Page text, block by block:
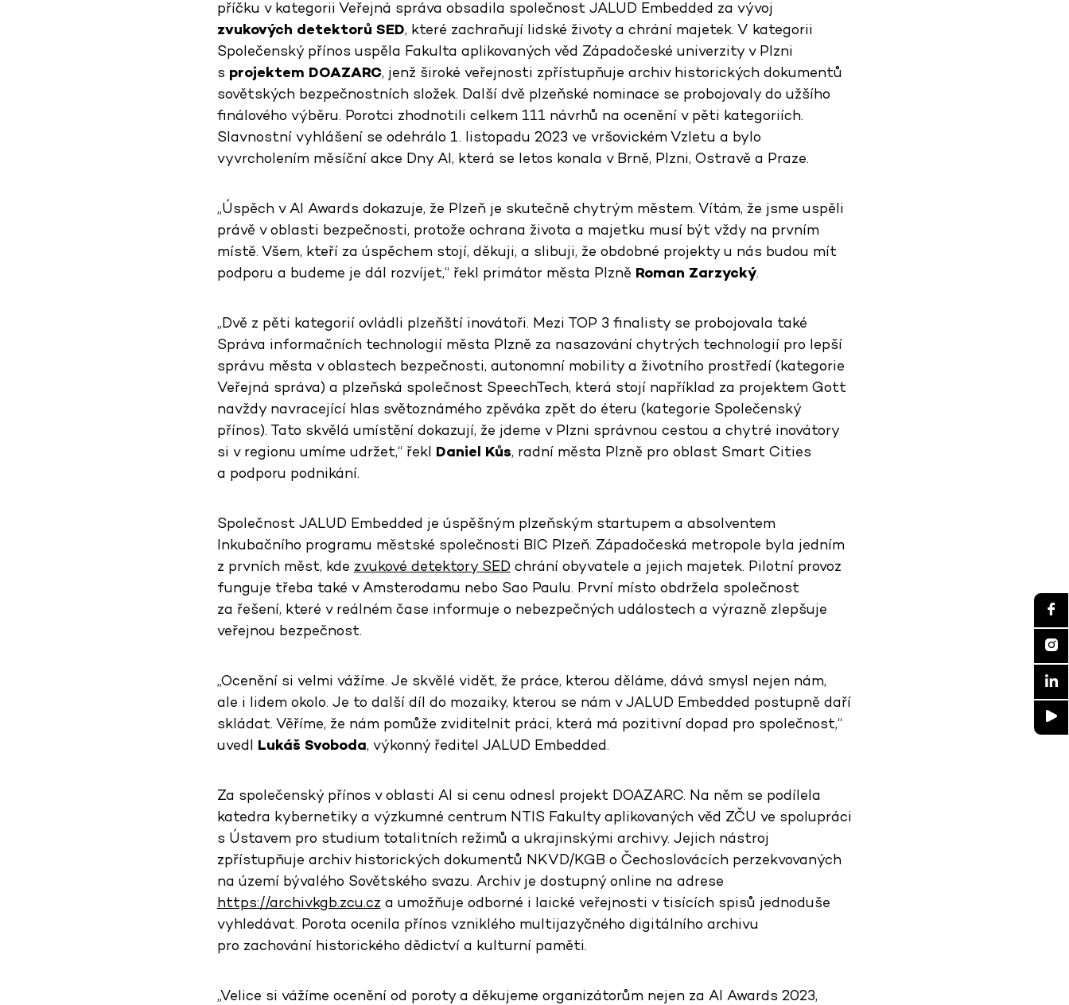
příčku v kategorii Veřejná správa obsadila společnost JALUD Embedded za vývoj
zvukových detektorů SED, které zachraňují lidské životy a chrání majetek. V kategorii
Společenský přínos uspěla Fakulta aplikovaných věd Západočeské univerzity v Plzni
s projektem DOAZARC, jenž široké veřejnosti zpřístupňuje archiv historických dokumentů
sovětských bezpečnostních složek. Další dvě plzeňské nominace se probojovaly do užšího
finálového výběru. Porotci zhodnotili celkem 111 návrhů na ocenění v pěti kategoriích.
Slavnostní vyhlášení se odehrálo 1. listopadu 2023 ve vršovickém Vzletu a bylo
vyvrcholením měsíční akce Dny AI, která se letos konala v Brně, Plzni, Ostravě a Praze.
„Úspěch v AI Awards dokazuje, že Plzeň je skutečně chytrým městem. Vítám, že jsme uspěli
právě v oblasti bezpečnosti, protože ochrana života a majetku musí být vždy na prvním
místě. Všem, kteří za úspěchem stojí, děkuji, a slibuji, že obdobné projekty u nás budou mít
podporu a budeme je dál rozvíjet,“ řekl primátor města Plzně Roman Zarzycký.
„Dvě z pěti kategorií ovládli plzeňští inovátoři. Mezi TOP 3 finalisty se probojovala také
Správa informačních technologií města Plzně za nasazování chytrých technologií pro lepší
správu města v oblastech bezpečnosti, autonomní mobility a životního prostředí (kategorie
Veřejná správa) a plzeňská společnost SpeechTech, která stojí například za projektem Gott
navždy navracející hlas světoznámého zpěváka zpět do éteru (kategorie Společenský
přínos). Tato skvělá umístění dokazují, že jdeme v Plzni správnou cestou a chytré inovátory
si v regionu umíme udržet,“ řekl Daniel Kůs, radní města Plzně pro oblast Smart Cities
a podporu podnikání.
Společnost JALUD Embedded je úspěšným plzeňským startupem a absolventem
Inkubačního programu městské společnosti BIC Plzeň. Západočeská metropole byla jedním
z prvních měst, kde zvukové detektory SED chrání obyvatele a jejich majetek. Pilotní provoz
funguje třeba také v Amsterodamu nebo Sao Paulu. První místo obdržela společnost
za řešení, které v reálném čase informuje o nebezpečných událostech a výrazně zlepšuje
veřejnou bezpečnost.
„Ocenění si velmi vážíme. Je skvělé vidět, že práce, kterou děláme, dává smysl nejen nám,
ale i lidem okolo. Je to další díl do mozaiky, kterou se nám v JALUD Embedded postupně daří
skládat. Věříme, že nám pomůže zviditelnit práci, která má pozitivní dopad pro společnost,“
uvedl Lukáš Svoboda, výkonný ředitel JALUD Embedded.
Za společenský přínos v oblasti AI si cenu odnesl projekt DOAZARC. Na něm se podílela
katedra kybernetiky a výzkumné centrum NTIS Fakulty aplikovaných věd ZČU ve spolupráci
s Ústavem pro studium totalitních režimů a ukrajinskými archivy. Jejich nástroj
zpřístupňuje archiv historických dokumentů NKVD/KGB o Čechoslovácích perzekvovaných
na území bývalého Sovětského svazu. Archiv je dostupný online na adrese
https://archivkgb.zcu.cz a umožňuje odborné i laické veřejnosti v tisících spisů jednoduše
vyhledávat. Porota ocenila přínos vzniklého multijazyčného digitálního archivu
pro zachování historického dědictví a kulturní paměti.
„Velice si vážíme ocenění od poroty a děkujeme organizátorům nejen za AI Awards 2023,